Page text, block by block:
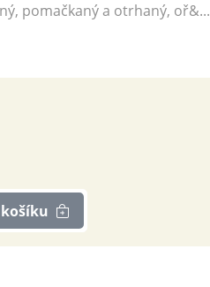
pomačkaný a otrhaný, oř&...